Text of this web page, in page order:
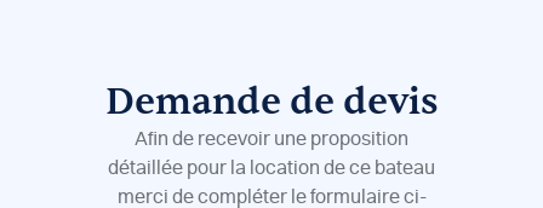
Demande de devis
Afin de recevoir une proposition
détaillée pour la location de ce bateau
merci de compléter le formulaire ci-